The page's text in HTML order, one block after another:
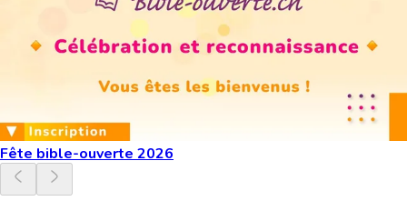
Fête bible-ouverte 2026